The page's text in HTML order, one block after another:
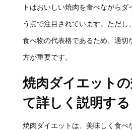
トはおいしい焼肉を食べながら
う点で注目されています。ただし
食べ物の代表格であるため、適切
方が重要です。
焼肉ダイエット
て詳しく説明する
焼肉ダイエットは、美味しく食べ